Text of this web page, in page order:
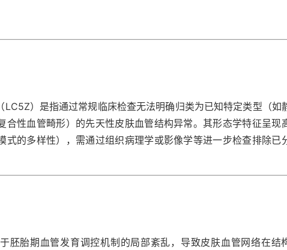
LC5Z）是指通过常规临床检查无法明确归类为已知特定类型（如
合性血管畸形）的先天性皮肤血管结构异常。其形态学特征呈现
式的多样性），需通过组织病理学或影像学等进一步检查排除已
胚胎期血管发育调控机制的局部紊乱，导致皮肤血管网络在结